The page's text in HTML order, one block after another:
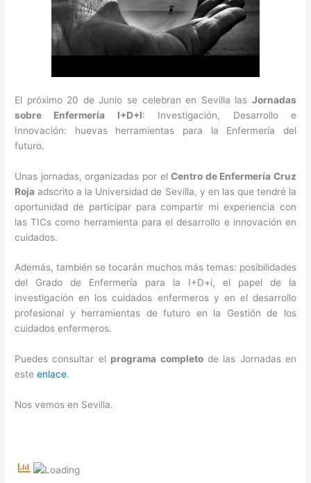
El próximo 20 de Junio se celebran en Sevilla las Jornadas
sobre Enfermería I+D+I: Investigación, Desarrollo e
Innovación: huevas herramientas para la Enfermería del
futuro.
Unas jornadas, organizadas por elCentro de Enfermería Cruz
Roja adscrito a la Universidad de Sevilla, y en las que tendré la
oportunidad de participar para compartir mi experiencia con
las TICs como herramienta para el desarrollo e innovación en
cuidados.
Además, también se tocarán muchos más temas: posibilidades
del Grado de Enfermería para la I+D+i, el papel de la
investigación en los cuidados enfermeros y en el desarrollo
profesional y herramientas de futuro en la Gestión de los
cuidados enfermeros.
Puedes consultar el programa completode las Jornadas en
esteenlace.
Nos vemos en Sevilla.